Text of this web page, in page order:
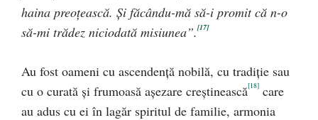
haina preoţească. Şi făcându-mă să-i promit că n-o
să-mi trădez niciodată misiunea”.[17]
Au fost oameni cu ascendenţă nobilă, cu tradiţie sau
cu o curată şi frumoasă aşezare creştinească[18] care
au adus cu ei în lagăr spiritul de familie, armonia